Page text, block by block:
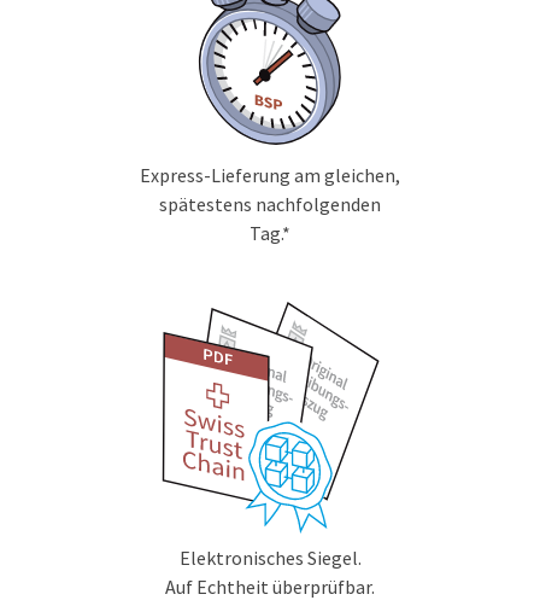
Express-Lieferung am gleichen,
spätestens nachfolgenden
Tag.*
Elektronisches Siegel.
Auf Echtheit überprüfbar.